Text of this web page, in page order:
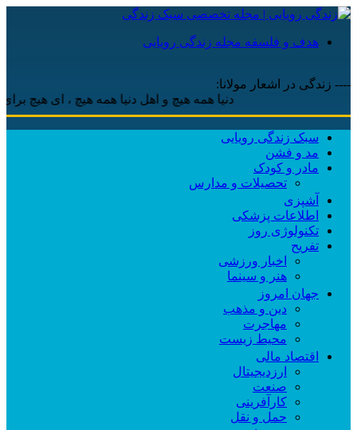
هدف و فلسفه مجله زندگی رویایی
---- زندگی در اشعار مولانا:
دنیا همه هیچ و اهل دنیا همه هیچ ، ‌ای هیچ برای هیچ
سبک زندگی رویایی
مد و فشن
مادر و کودک
تحصیلات و مدارس
آشپزی
اطلاعات پزشکی
تکنولوژی روز
تفریح
اخبار ورزشی
هنر و سینما
جهان امروز
دین و مذهب
مهاجرت
محیط زیست
اقتصاد مالی
ارزدیجیتال
صنعت
کارآفرینی
حمل و نقل